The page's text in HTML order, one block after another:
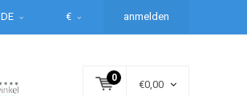
DE € anmelden
0
€0,00